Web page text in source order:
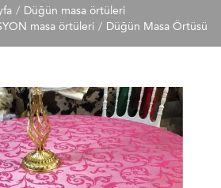
Düğün masa örtüleri
masa örtüleri
Düğün Masa Örtüsü